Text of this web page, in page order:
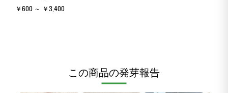
￥600 ～ ￥3,400
この商品の発芽報告